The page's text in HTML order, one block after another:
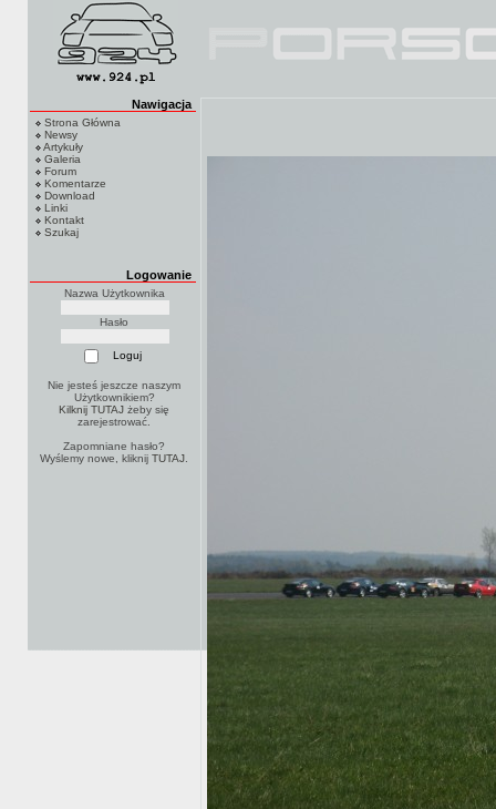
Nawigacja
Strona Główna
Newsy
Artykuły
Galeria
Forum
Komentarze
Download
Linki
Kontakt
Szukaj
Logowanie
Nazwa Użytkownika
Hasło
Nie jesteś jeszcze naszym
Użytkownikiem?
Kilknij TUTAJ żeby się
zarejestrować.
Zapomniane hasło?
Wyślemy nowe, kliknijTUTAJ